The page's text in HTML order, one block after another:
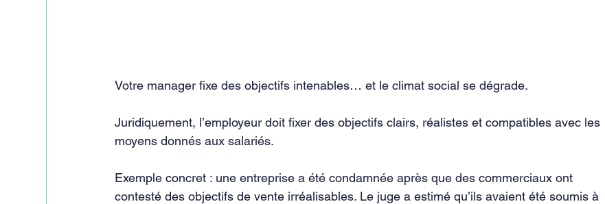
Votre manager fixe des objectifs intenables… et le climat social se dégrade.
Juridiquement, l’employeur doit fixer des objectifs clairs, réalistes et compatibles avec les
moyens donnés aux salariés.
Exemple concret : une entreprise a été condamnée après que des commerciaux ont
contesté des objectifs de vente irréalisables. Le juge a estimé qu’ils avaient été soumis à